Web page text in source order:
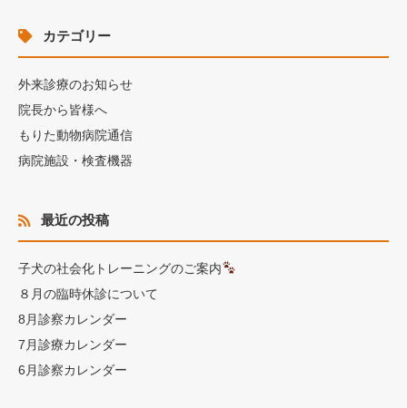
カテゴリー
外来診療のお知らせ
院長から皆様へ
もりた動物病院通信
病院施設・検査機器
最近の投稿
子犬の社会化トレーニングのご案内
８月の臨時休診について
8月診察カレンダー
7月診療カレンダー
6月診察カレンダー